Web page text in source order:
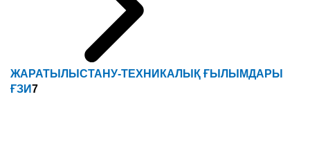
ЖАРАТЫЛЫСТАНУ-ТЕХНИКАЛЫҚ ҒЫЛЫМДАРЫ
ҒЗИ7